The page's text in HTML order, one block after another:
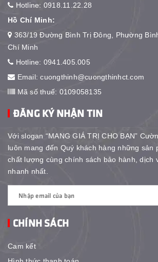
Hotline: 0918.11.22.28
Hồ Chí Minh:
363/19 Đường Bình Trị Đông, Phường
Chí Minh
Hotline: 0941.405.005
Email:cuongthinh@cuongthinhct.com
Mã số thuế: 0109058135
ĐĂNG KÝ NHẬN TIN
Với slogan “MANG GIÁ TRỊ CHO BẠN”
luôn mang đến Quý khách hàng những sản
chất lượng cùng chính sách bảo hành, dịch
nhanh nhất.
CHÍNH SÁCH
Cam kết